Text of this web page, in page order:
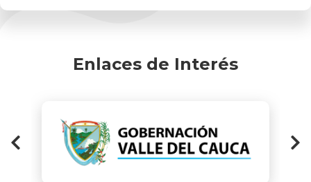
Enlaces de Interés